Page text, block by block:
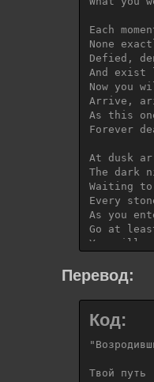
Each
None
Defied,
And
Now you
Arrive,
As this
Forever
At dusk
The dark
Waiting
Every
As you
Go at
You will
Each
None
Defied,
And
Now you
Arrive,
Forever
Перевод:
Код:
Твой путь